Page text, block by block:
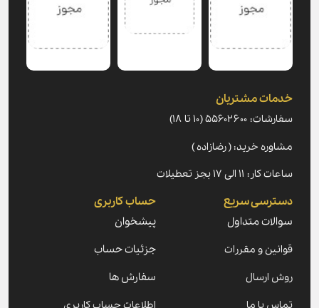
خدمات مشتریان
سفارشات: ۵۵۶۰۲۶۰۰ (۱۰ تا ۱۸)
مشاوره خرید: ( رضازاده )
ساعات کار: ۱۱ الی ۱۷ بجز تعطیلات
دسترسی سریع
سوالات متداول
قوانین و مقررات
روش ارسال
تماس با ما
حساب کاربری
پیشخوان
جزئیات حساب
سفارش ها
اطلاعات حساب کاربری